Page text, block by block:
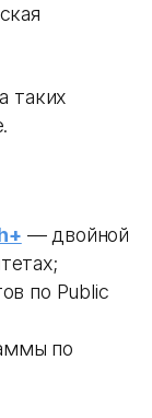
таких
— двойной
по Public
по